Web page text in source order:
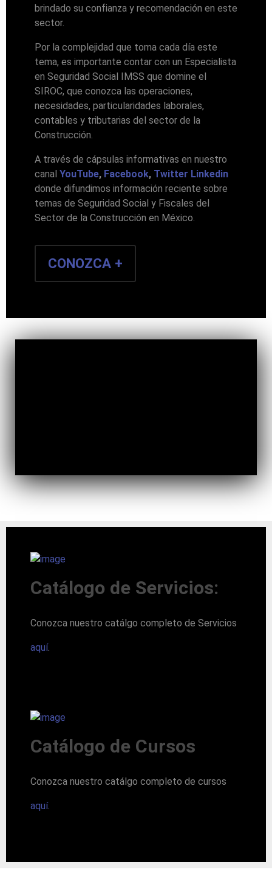
brindado su confianza y recomendación en este
sector.
Por la complejidad que toma cada día este
tema, es importante contar con un Especialista
en Seguridad Social IMSS que domine el
SIROC, que conozca las operaciones,
necesidades, particularidades laborales,
contables y tributarias del sector de la
Construcción.
A través de cápsulas informativas en nuestro
canal YouTube, Facebook, Twitter Linkedin
donde difundimos información reciente sobre
temas de Seguridad Social y Fiscales del
Sector de la Construcción en México.
CONOZCA +
Catálogo de Servicios:
Conozca nuestro catálgo completo de Servicios
aquí.
Catálogo de Cursos
Conozca nuestro catálgo completo de cursos
aquí.